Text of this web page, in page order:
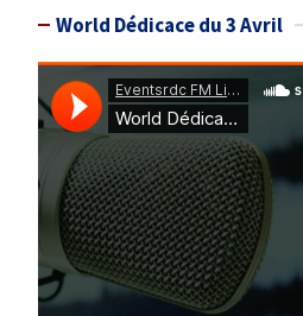
World Dédicace du 3 Avril